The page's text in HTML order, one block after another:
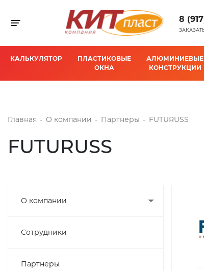
Toggle navigation
8
КАЛЬКУЛЯТОР
ПЛАСТИКОВЫЕ
ОКНА
АЛЮМИНИЕВЫЕ
КОНСТРУКЦИИ
Главная - О компании - Партнеры - FUTURUSS
FUTURUSS
О компании
Сотрудники
Партнеры